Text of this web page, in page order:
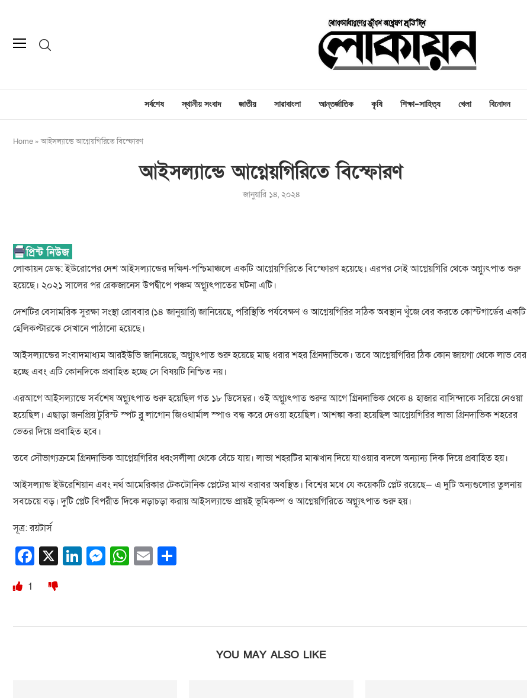
সর্বশেষ স্থানীয় সংবাদ জাতীয় সারাবাংলা আন্তর্জাতিক কৃষি শিক্ষা-সাহিত্য খেলা বিনোদন
Home »আইসল্যান্ডে আগ্নেয়গিরিতে বিস্ফোরণ
আইসল্যান্ডে আগ্নেয়গিরিতে বিস্ফোরণ
জানুয়ারি ১৪, ২০২৪
লোকায়ন ডেস্ক: ইউরোপের দেশ আইসল্যান্ডের দক্ষিণ-পশ্চিমাঞ্চলে একটি আগ্নেয়গিরিতে বিস্ফোরণ হয়েছে। এরপর সেই আগ্নেয়গিরি থেকে অগ্ন্যুৎপাত শুরু
হয়েছে। ২০২১ সালের পর রেকজানেস উপদ্বীপে পঞ্চম অগ্ন্যুৎপাতের ঘটনা এটি।
দেশটির বেসামরিক সুরক্ষা সংস্থা রোববার (১৪ জানুয়ারি) জানিয়েছে, পরিস্থিতি পর্যবেক্ষণ ও আগ্নেয়গিরির সঠিক অবস্থান খুঁজে বের করতে কোস্টগার্ডের একটি
হেলিকপ্টারকে সেখানে পাঠানো হয়েছে।
আইসল্যান্ডের সংবাদমাধ্যম আরইউভি জানিয়েছে, অগ্ন্যুৎপাত শুরু হয়েছে মাছ ধরার শহর গ্রিনদাভিকে। তবে আগ্নেয়গিরির ঠিক কোন জায়গা থেকে লাভ বের
হচ্ছে এবং এটি কোনদিকে প্রবাহিত হচ্ছে সে বিষয়টি নিশ্চিত নয়।
এরআগে আইসল্যান্ডে সর্বশেষ অগ্ন্যুৎপাত শুরু হয়েছিল গত ১৮ ডিসেম্বর। ওই অগ্ন্যুৎপাত শুরুর আগে গ্রিনদাভিক থেকে ৪ হাজার বাসিন্দাকে সরিয়ে নেওয়া
হয়েছিল। এছাড়া জনপ্রিয় টুরিস্ট স্পট ব্লু লাগোন জিওথার্মাল স্পাও বন্ধ করে দেওয়া হয়েছিল। আশঙ্কা করা হয়েছিল আগ্নেয়গিরির লাভা গ্রিনদাভিক শহরের
ভেতর দিয়ে প্রবাহিত হবে।
তবে সৌভাগ্যক্রমে গ্রিনদাভিক আগ্নেয়গিরির ধ্বংসলীলা থেকে বেঁচে যায়। লাভা শহরটির মাঝখান দিয়ে যাওয়ার বদলে অন্যান্য দিক দিয়ে প্রবাহিত হয়।
আইসল্যান্ড ইউরেশিয়ান এবং নর্থ আমেরিকার টেকটোনিক প্লেটের মাঝ বরাবর অবস্থিত। বিশ্বের মধে যে কয়েকটি প্লেট রয়েছে— এ দুটি অন্যগুলোর তুলনায়
সবচেয়ে বড়। দুটি প্লেট বিপরীত দিকে নড়াচড়া করায় আইসল্যান্ডে প্রায়ই ভূমিকম্প ও আগ্নেয়গিরিতে অগ্ন্যুৎপাত শুরু হয়।
সূত্র: রয়টার্স
Facebook
X LinkedIn
Messenger
WhatsApp
Email
1
YOU MAY ALSO LIKE